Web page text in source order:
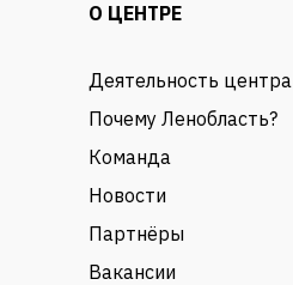
О ЦЕНТРЕ
Деятельность центра
Почему Ленобласть?
Команда
Новости
Партнёры
Вакансии